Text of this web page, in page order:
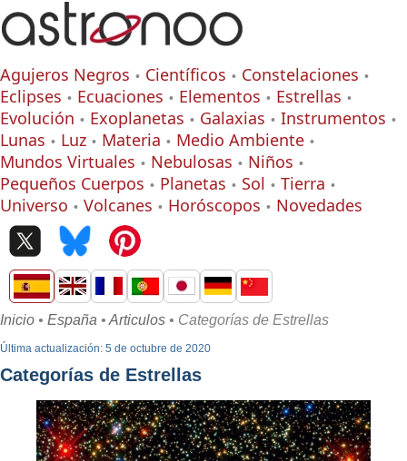
Agujeros Negros Científicos
Constelaciones
Eclipses
Ecuaciones Elementos
Estrellas
Evolución
Exoplanetas Galaxias
Instrumentos
Lunas
Luz Materia
Medio Ambiente
Mundos Virtuales
Nebulosas
Niños
Pequeños Cuerpos
Planetas Sol
Tierra
Universo
Volcanes Horóscopos Novedades
Inicio • España • Articulos • Categorías de Estrellas
Última actualización: 5 de octubre de 2020
Categorías de Estrellas